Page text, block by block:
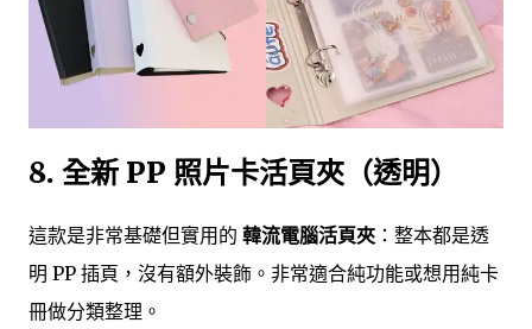
8. 全新 PP 照片卡活頁夾（透明）
這款是非常基礎但實用的 韓流電腦活頁夾 ：整本都是透
明 PP 插頁，沒有額外裝飾。非常適合純功能或想用純卡
冊做分類整理。